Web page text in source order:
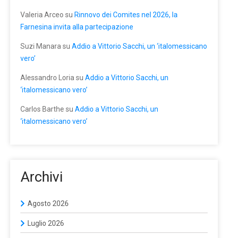
Valeria Arceo su Rinnovo dei Comites nel 2026, la
Farnesina invita alla partecipazione
Suzi Manara su Addio a Vittorio Sacchi, un ‘italomessicano
vero’
Alessandro Loria su Addio a Vittorio Sacchi, un
‘italomessicano vero’
Carlos Barthe su Addio a Vittorio Sacchi, un
‘italomessicano vero’
Archivi
Agosto 2026
Luglio 2026